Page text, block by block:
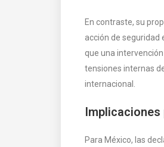
En contraste, su
acción de seguridad
que una
tensiones internas
internacional.
Implicaciones
Para México, las